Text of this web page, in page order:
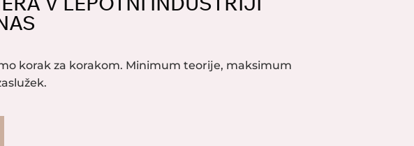
korak za korakom. Minimum teorije, maksimum